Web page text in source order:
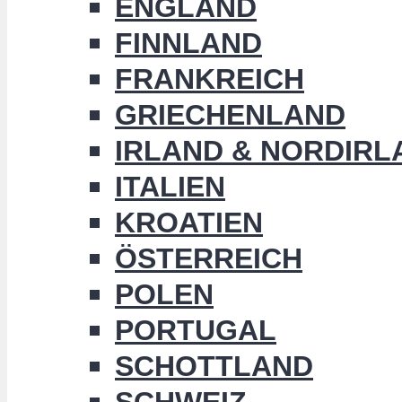
ENGLAND
FINNLAND
FRANKREICH
GRIECHENLAND
IRLAND &
ITALIEN
KROATIEN
ÖSTERREICH
POLEN
PORTUGAL
SCHOTTLAND